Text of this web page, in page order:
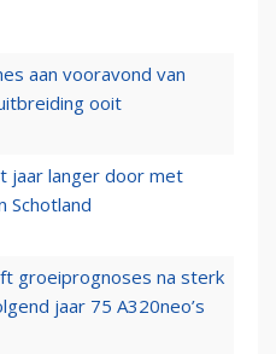
aan vooravond van
ooit
jaar langer door met
Schotland
groeiprognoses na sterk
jaar 75 A320neo’s